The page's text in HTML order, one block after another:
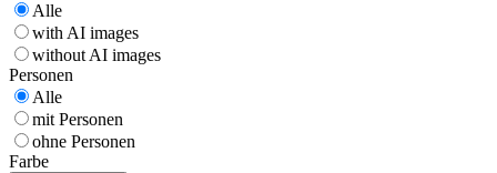
Alle
with AI images
without AI images
Personen
Alle
mit Personen
ohne Personen
Farbe